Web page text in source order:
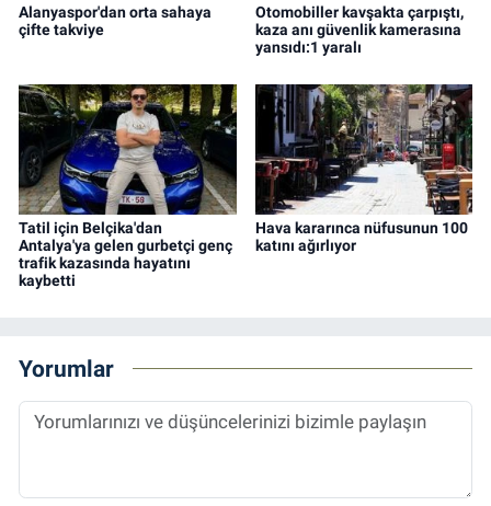
Alanyaspor'dan orta sahaya
çifte takviye
Otomobiller kavşakta çarpıştı,
kaza anı güvenlik kamerasına
yansıdı:1 yaralı
Tatil için Belçika'dan
Antalya'ya gelen gurbetçi genç
trafik kazasında hayatını
kaybetti
Hava kararınca nüfusunun 100
katını ağırlıyor
Yorumlar